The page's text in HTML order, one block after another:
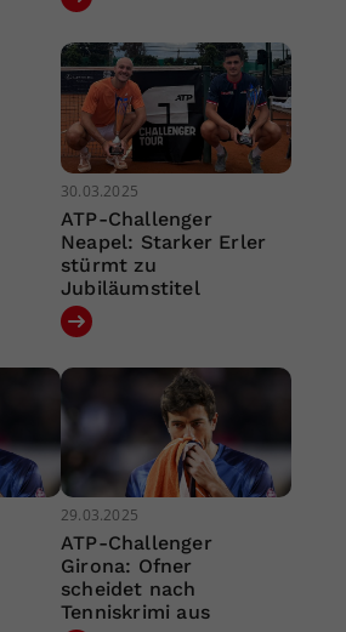
30.03.2025
ATP-Challenger
Neapel: Starker Erler
stürmt zu
Jubiläumstitel
29.03.2025
ATP-Challenger
Girona: Ofner
scheidet nach
Tenniskrimi aus